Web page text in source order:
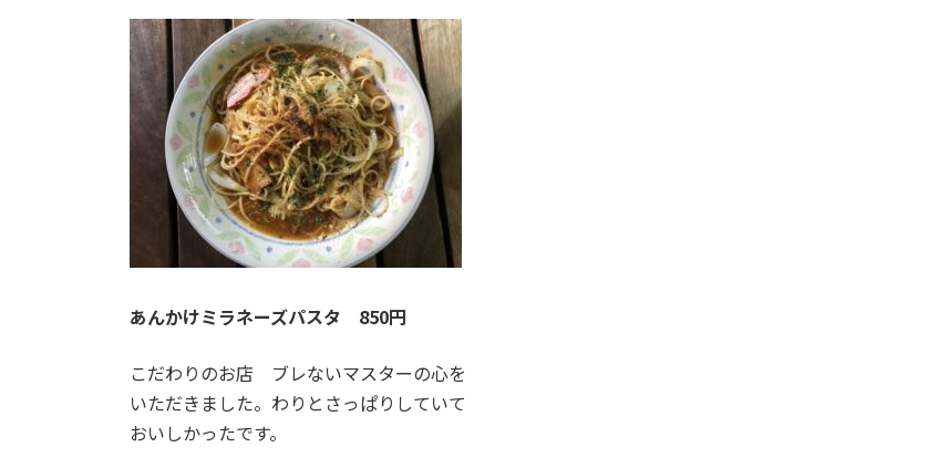
新
日
時
:
あんかけミラネーズパスタ 850円
こだわりのお店 ブレないマスターの心を
いただきました。わりとさっぱりしていて
おいしかったです。